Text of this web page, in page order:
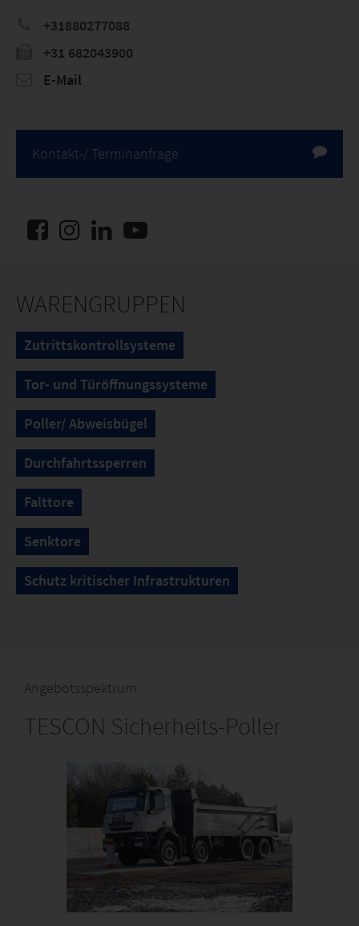
+31880277088
+31 682043900
E-Mail
Kontakt-/ Terminanfrage
WARENGRUPPEN
Zutrittskontrollsysteme
Tor- und Türöffnungssysteme
Poller/ Abweisbügel
Durchfahrtssperren
Falttore
Senktore
Schutz kritischer Infrastrukturen
Angebotsspektrum
TESCON Sicherheits-Poller